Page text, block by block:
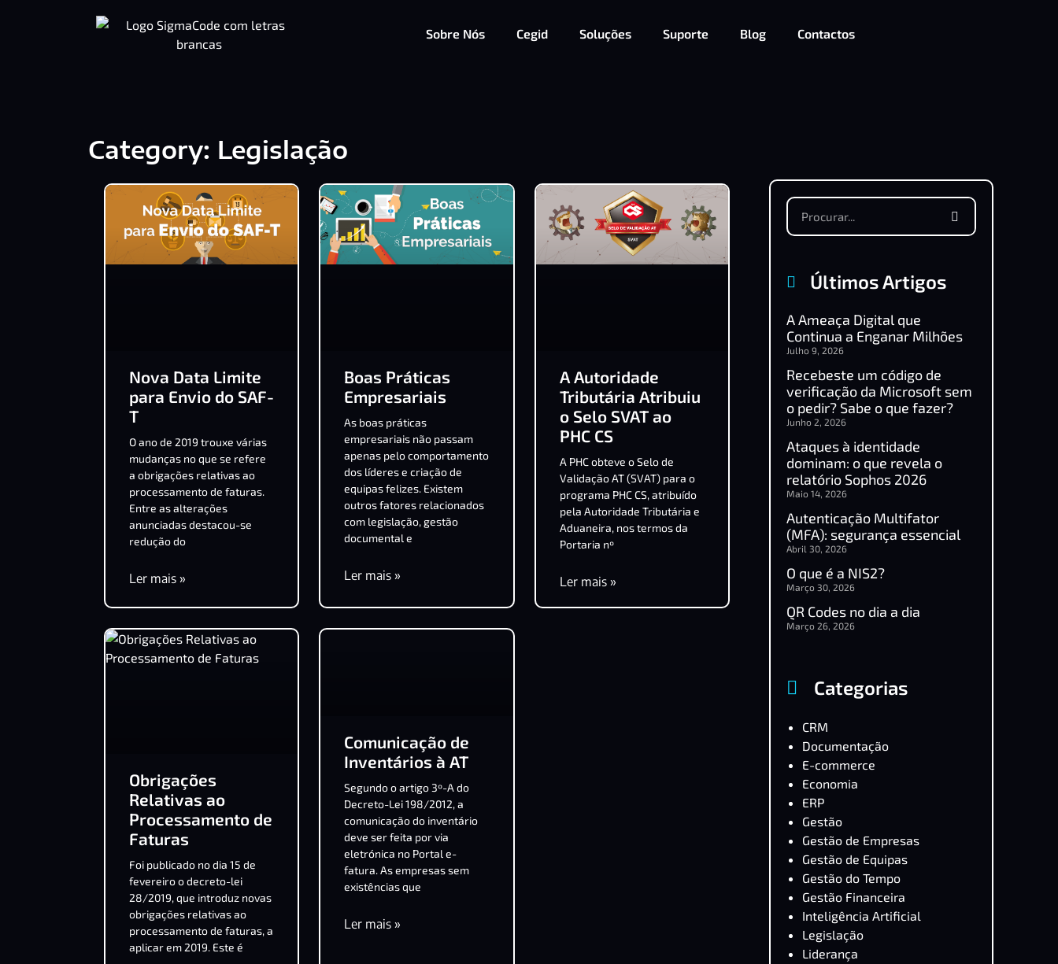
Sobre Nós Cegid Soluções Suporte Blog Contactos
Category: Legislação
Nova Data Limite
para Envio do SAF-
T
O ano de 2019 trouxe várias
mudanças no que se refere
a obrigações relativas ao
processamento de faturas.
Entre as alterações
anunciadas destacou-se
redução do
Ler mais »
Boas Práticas
Empresariais
As boas práticas
empresariais não passam
apenas pelo comportamento
dos líderes e criação de
equipas felizes. Existem
outros fatores relacionados
com legislação, gestão
documental e
Ler mais »
A Autoridade
Tributária Atribuiu
o Selo SVAT ao
PHC CS
A PHC obteve o Selo de
Validação AT (SVAT) para o
programa PHC CS, atribuído
pela Autoridade Tributária e
Aduaneira, nos termos da
Portaria nº
Ler mais »
Obrigações
Relativas ao
Processamento de
Faturas
Foi publicado no dia 15 de
fevereiro o decreto-lei
28/2019, que introduz novas
obrigações relativas ao
processamento de faturas, a
aplicar em 2019. Este é
Comunicação de
Inventários à AT
Segundo o artigo 3º-A do
Decreto-Lei 198/2012, a
comunicação do inventário
deve ser feita por via
eletrónica no Portal e-
fatura. As empresas sem
existências que
Ler mais »
Últimos Artigos
A Ameaça Digital que
Continua a Enganar Milhões
Julho 9, 2026
Recebeste um código de
verificação da Microsoft sem
o pedir? Sabe o que fazer?
Junho 2, 2026
Ataques à identidade
dominam: o que revela o
relatório Sophos 2026
Maio 14, 2026
Autenticação Multifator
(MFA): segurança essencial
Abril 30, 2026
O que é a NIS2?
Março 30, 2026
QR Codes no dia a dia
Março 26, 2026
Categorias
CRM
Documentação
E-commerce
Economia
ERP
Gestão
Gestão de Empresas
Gestão de Equipas
Gestão do Tempo
Gestão Financeira
Inteligência Artificial
Legislação
Liderança